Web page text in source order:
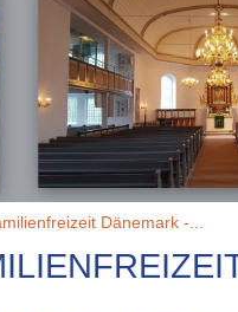
Dänemark -...